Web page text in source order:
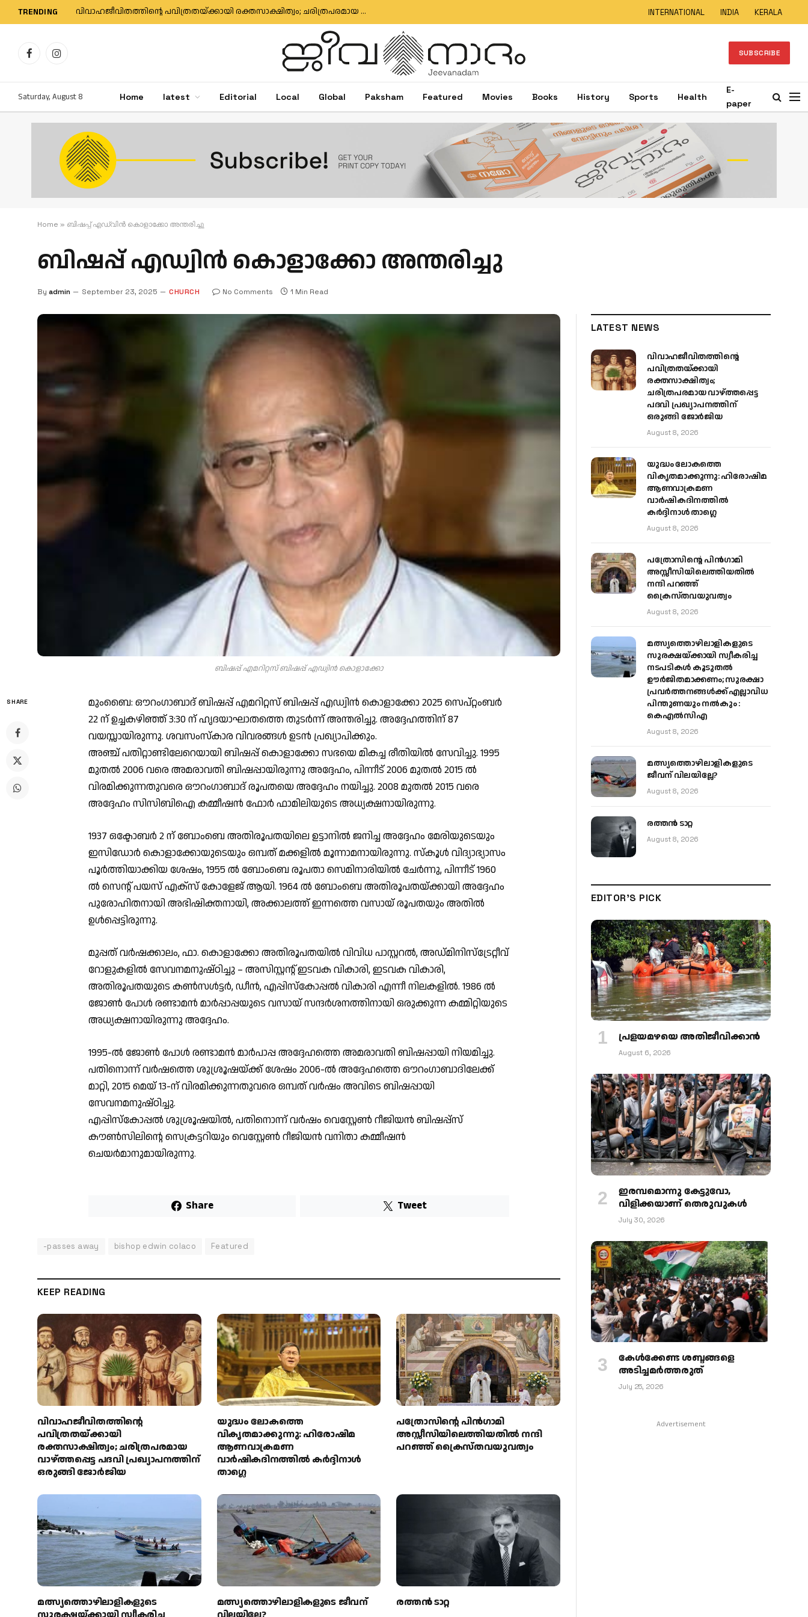
TRENDING വിവാഹജീവിതത്തിന്റെ പവിത്രതയ്ക്കായി രക്തസാക്ഷിത്വം; ചരിത്രപരമായ വാഴ്ത്തപ്പെട്ട പദവി പ്രഖ്യാപനത്തിന് ഒരുങ്ങി ജോര്‍ജിയ INTERNATIONAL INDIA KERALA
FacebookInstagram SUBSCRIBE
Saturday, August 8 Home latest Editorial Local Global Paksham Featured Movies Books History Sports Health
E-
paper
Home » ബിഷപ്പ് എഡ്വിൻ കൊളാക്കോ അന്തരിച്ചു
ബിഷപ്പ് എഡ്വിൻ കൊളാക്കോ അന്തരിച്ചു
By admin September 23, 2025 CHURCH No Comments 1 Min Read
ബിഷപ്പ് എമറിറ്റസ് ബിഷപ്പ് എഡ്വിൻ കൊളാക്കോ
SHARE
മുംബൈ: ഔറംഗാബാദ് ബിഷപ്പ് എമറിറ്റസ് ബിഷപ്പ് എഡ്വിൻ കൊളാക്കോ 2025 സെപ്റ്റംബർ
22 ന് ഉച്ചകഴിഞ്ഞ് 3:30 ന് ഹൃദയാഘാതത്തെ തുടർന്ന് അന്തരിച്ചു. അദ്ദേഹത്തിന് 87
വയസ്സായിരുന്നു. ശവസംസ്കാര വിവരങ്ങൾ ഉടൻ പ്രഖ്യാപിക്കും.
അഞ്ച് പതിറ്റാണ്ടിലേറെയായി ബിഷപ്പ് കൊളാക്കോ സഭയെ മികച്ച രീതിയിൽ സേവിച്ചു. 1995
മുതൽ 2006 വരെ അമരാവതി ബിഷപ്പായിരുന്നു അദ്ദേഹം, പിന്നീട് 2006 മുതൽ 2015 ൽ
വിരമിക്കുന്നതുവരെ ഔറംഗാബാദ് രൂപതയെ അദ്ദേഹം നയിച്ചു. 2008 മുതൽ 2015 വരെ
അദ്ദേഹം സിസിബിഐ കമ്മീഷൻ ഫോർ ഫാമിലിയുടെ അധ്യക്ഷനായിരുന്നു.
1937 ഒക്ടോബർ 2 ന് ബോംബെ അതിരൂപതയിലെ ഉട്ടാനിൽ ജനിച്ച അദ്ദേഹം മേരിയുടെയും
ഇസിഡോർ കൊളാക്കോയുടെയും ഒമ്പത് മക്കളിൽ മൂന്നാമനായിരുന്നു. സ്കൂൾ വിദ്യാഭ്യാസം
പൂർത്തിയാക്കിയ ശേഷം, 1955 ൽ ബോംബെ രൂപതാ സെമിനാരിയിൽ ചേർന്നു, പിന്നീട് 1960
ൽ സെന്റ് പയസ് എക്സ് കോളേജ് ആയി. 1964 ൽ ബോംബെ അതിരൂപതയ്ക്കായി അദ്ദേഹം
പുരോഹിതനായി അഭിഷിക്തനായി, അക്കാലത്ത് ഇന്നത്തെ വസായ് രൂപതയും അതിൽ
ഉൾപ്പെട്ടിരുന്നു.
മുപ്പത് വർഷക്കാലം, ഫാ. കൊളാക്കോ അതിരൂപതയിൽ വിവിധ പാസ്റ്ററൽ, അഡ്മിനിസ്ട്രേറ്റീവ്
റോളുകളിൽ സേവനമനുഷ്ഠിച്ചു – അസിസ്റ്റന്റ് ഇടവക വികാരി, ഇടവക വികാരി,
അതിരൂപതയുടെ കൺസൾട്ടർ, ഡീൻ, എപ്പിസ്കോപ്പൽ വികാരി എന്നീ നിലകളിൽ. 1986 ൽ
ജോൺ പോൾ രണ്ടാമൻ മാർപ്പാപ്പയുടെ വസായ് സന്ദർശനത്തിനായി ഒരുക്കുന്ന കമ്മിറ്റിയുടെ
അധ്യക്ഷനായിരുന്നു അദ്ദേഹം.
1995-ൽ ജോൺ പോൾ രണ്ടാമൻ മാർപാപ്പ അദ്ദേഹത്തെ അമരാവതി ബിഷപ്പായി നിയമിച്ചു.
പതിനൊന്ന് വർഷത്തെ ശുശ്രൂഷയ്ക്ക് ശേഷം 2006-ൽ അദ്ദേഹത്തെ ഔറംഗാബാദിലേക്ക്
മാറ്റി, 2015 മെയ് 13-ന് വിരമിക്കുന്നതുവരെ ഒമ്പത് വർഷം അവിടെ ബിഷപ്പായി
സേവനമനുഷ്ഠിച്ചു.
എപ്പിസ്കോപ്പൽ ശുശ്രൂഷയിൽ, പതിനൊന്ന് വർഷം വെസ്റ്റേൺ റീജിയൻ ബിഷപ്പ്സ്
കൗൺസിലിന്റെ സെക്രട്ടറിയും വെസ്റ്റേൺ റീജിയൻ വനിതാ കമ്മീഷൻ
ചെയർമാനുമായിരുന്നു.
Share Tweet
-passes away bishop edwin colaco Featured
KEEP READING
വിവാഹജീവിതത്തിന്റെ
പവിത്രതയ്ക്കായി
രക്തസാക്ഷിത്വം; ചരിത്രപരമായ
വാഴ്ത്തപ്പെട്ട പദവി പ്രഖ്യാപനത്തിന്
ഒരുങ്ങി ജോര്‍ജിയ
യുദ്ധം ലോകത്തെ
വികൃതമാക്കുന്നു: ഹിരോഷിമ
ആണവാക്രമണ
വാർഷികദിനത്തിൽ കർദ്ദിനാൾ
താഗ്ലെ
പത്രോസിന്റെ പിൻഗാമി
അസ്സീസിയിലെത്തിയതിൽ നന്ദി
പറഞ്ഞ് ക്രൈസ്തവയുവത്വം
മത്സ്യത്തൊഴിലാളികളുടെ
മത്സ്യത്തൊഴിലാളികളുടെ ജീവന്
രത്തന്‍ ടാറ്റ
LATEST NEWS
വിവാഹജീവിതത്തിന്റെ
പവിത്രതയ്ക്കായി
രക്തസാക്ഷിത്വം;
ചരിത്രപരമായ വാഴ്ത്തപ്പെട്ട
പദവി പ്രഖ്യാപനത്തിന്
ഒരുങ്ങി ജോര്‍ജിയ
August 8, 2026
യുദ്ധം ലോകത്തെ
വികൃതമാക്കുന്നു: ഹിരോഷിമ
ആണവാക്രമണ
വാർഷികദിനത്തിൽ
കർദ്ദിനാൾ താഗ്ലെ
August 8, 2026
പത്രോസിന്റെ പിൻഗാമി
അസ്സീസിയിലെത്തിയതിൽ
നന്ദി പറഞ്ഞ്
ക്രൈസ്തവയുവത്വം
August 8, 2026
മത്സ്യത്തൊഴിലാളികളുടെ
സുരക്ഷയ്ക്കായി സ്വീകരിച്ച
നടപടികൾ കൂടുതൽ
ഊർജിതമാക്കണം; സുരക്ഷാ
പ്രവർത്തനങ്ങൾക്ക് എല്ലാവിധ
പിന്തുണയും നൽകും :
കെഎൽസിഎ
August 8, 2026
മത്സ്യത്തൊഴിലാളികളുടെ
ജീവന് വിലയില്ലേ?
August 8, 2026
രത്തന്‍ ടാറ്റ
August 8, 2026
EDITOR'S PICK
പ്രളയമഴയെ അതിജീവിക്കാന്‍
August 6, 2026
ഇരമ്പമൊന്നു കേട്ടുവോ,
വിളിക്കയാണ് തെരുവുകള്‍
July 30, 2026
കേള്‍ക്കേണ്ട ശബ്ദങ്ങളെ
അടിച്ചമര്‍ത്തരുത്
July 25, 2026
Advertisement